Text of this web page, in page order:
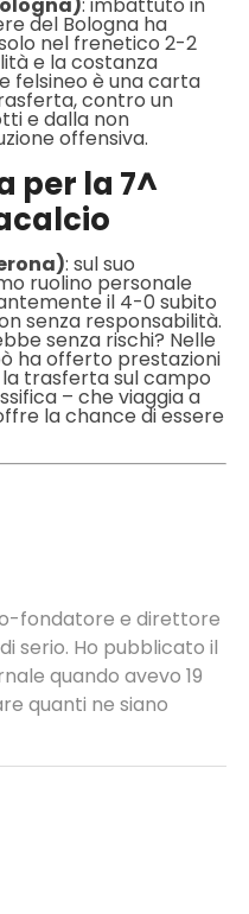
del Bologna ha
nel frenetico 2-2
e la costanza
felsineo è una carta
contro un
e dalla non
offensiva.
per la 7^
: sul suo
ruolino personale
il 4-0 subito
senza responsabilità.
senza rischi? Nelle
ha offerto prestazioni
trasferta sul campo
– che viaggia a
la chance di essere
fondatore e direttore
serio. Ho pubblicato il
quando avevo 19
quanti ne siano